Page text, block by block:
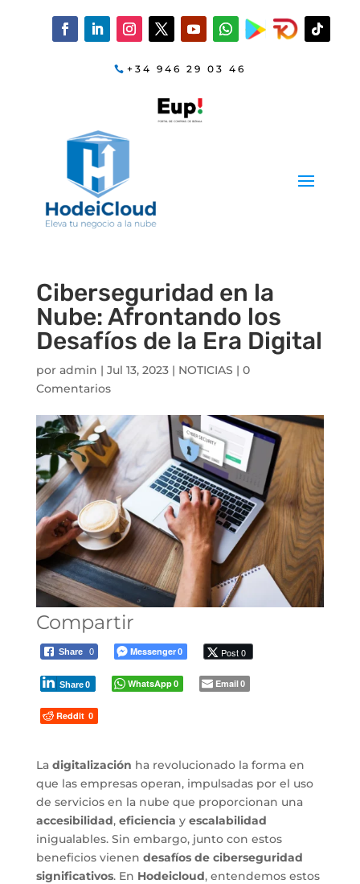
+34 946 29 03 46
Ciberseguridad en la
Nube: Afrontando los
Desafíos de la Era Digital
por admin | Jul 13, 2023| NOTICIAS | 0
Comentarios
Compartir
Share 0 Messenger0 Post 0
Share0 WhatsApp0 Email0
Reddit 0
La digitalización ha revolucionado la forma en
que las empresas operan, impulsadas por el uso
de servicios en la nube que proporcionan una
accesibilidad, eficiencia y escalabilidad
inigualables. Sin embargo, junto con estos
beneficios vienen desafíos de ciberseguridad
significativos. En Hodeicloud, entendemos estos